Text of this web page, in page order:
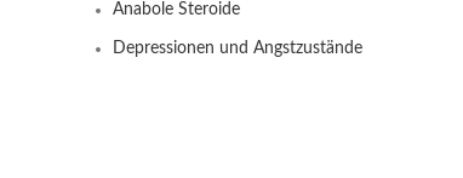
Anabole Steroide
Depressionen und Angstzustände